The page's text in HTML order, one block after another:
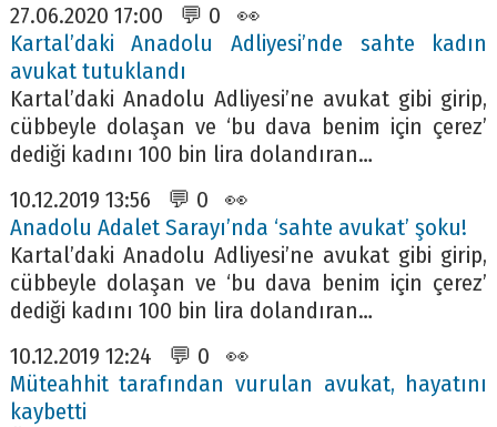
27.06.2020 17:00 💬 0 👀
Kartal’daki Anadolu Adliyesi’nde sahte kadın
avukat tutuklandı
Kartal’daki Anadolu Adliyesi’ne avukat gibi girip,
cübbeyle dolaşan ve ‘bu dava benim için çerez’
dediği kadını 100 bin lira dolandıran…
10.12.2019 13:56 💬 0 👀
Anadolu Adalet Sarayı’nda ‘sahte avukat’ şoku!
Kartal’daki Anadolu Adliyesi’ne avukat gibi girip,
cübbeyle dolaşan ve ‘bu dava benim için çerez’
dediği kadını 100 bin lira dolandıran…
10.12.2019 12:24 💬 0 👀
Müteahhit tarafından vurulan avukat, hayatını
kaybetti